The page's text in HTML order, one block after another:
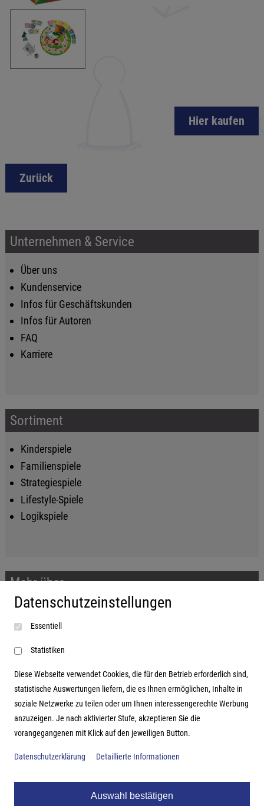
Hier kaufen
Zurück
Unternehmen & Service
Über uns
Kundenservice
Infos für Geschäftskunden
Infos für Autoren
FAQ
Karriere
Sortiment
Kinderspiele
Familienspiele
Strategiespiele
Lifestyle-Spiele
Logikspiele
Mehr über...
Impressum
AGB
Datenschutzerklärung
Adresse
Hutter Trade GmbH + Co KG
Bgm.-Landmann-Platz 1-5
Datenschutzeinstellungen
Essentiell
Statistiken
Diese Webseite verwendet Cookies, die für den Betrieb erforderlich sind,
statistische Auswertungen liefern, die es Ihnen ermöglichen, Inhalte in
soziale Netzwerke zu teilen oder um Ihnen interessengerechte Werbung
anzuzeigen. Je nach aktivierter Stufe, akzeptieren Sie die
vorangegangenen mit Klick auf den jeweiligen Button.
Datenschutzerklärung Detaillierte Informationen
Auswahl bestätigen